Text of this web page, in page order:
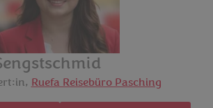
Ruefa Reisebüro Pasching